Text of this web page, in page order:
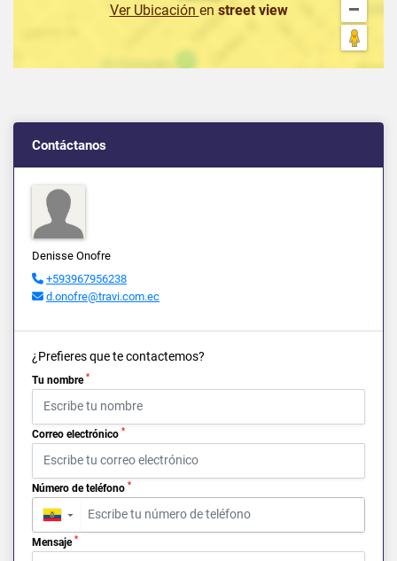
Ver Ubicación en street view
Contáctanos
Denisse Onofre
+593967956238
d.onofre@travi.com.ec
¿Prefieres que te contactemos?
Tu nombre *
Correo electrónico *
Número de teléfono *
▼
Mensaje *